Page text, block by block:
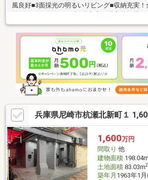
風良好■3面採光の明るいリビング■収納充実！
顔を合わせるリビング階段設計■外からの視線
階リビング設計■水回りが集約された家事動
の良い2面バルコニー■モニタ付インターホン
心■小学校、スーパー、病院が徒歩10分圏内
ーム内容〉・クロス貼替などお家探しは、『物
トラストホームにお任せください！ 0120-39-
兵庫県尼崎市杭瀬北新町１
1,600万円
間取り 他
建物面積198.04m
土地面積83.03m2
築年月 1963年1